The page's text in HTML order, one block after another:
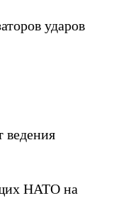
ударов
ведения
НАТО на